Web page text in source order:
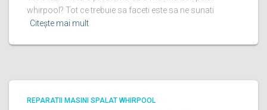
whirpool? Tot ce trebuie sa faceti este sa ne sunati
Citește mai mult
REPARATII MASINI SPALAT WHIRPOOL